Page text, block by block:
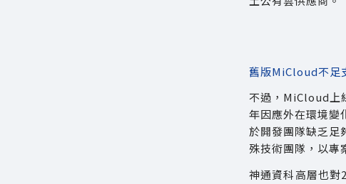
舊版MiCloud不足
不過，MiCloud上
年因應外在環境變
於開發團隊缺乏足
殊技術團隊，以專
神通資科高層也